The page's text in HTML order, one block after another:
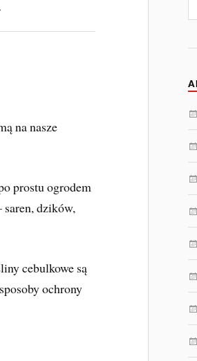
na nasze
prostu ogrodem
dzików,
cebulkowe są
ochrony